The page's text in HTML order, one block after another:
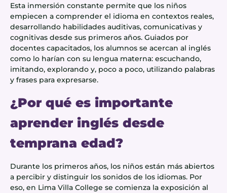
Esta inmersión constante permite que los niños
empiecen a comprender el idioma en contextos reales,
desarrollando habilidades auditivas, comunicativas y
cognitivas desde sus primeros años. Guiados por
docentes capacitados, los alumnos se acercan al inglés
como lo harían con su lengua materna: escuchando,
imitando, explorando y, poco a poco, utilizando palabras
y frases para expresarse.
¿Por qué es importante
aprender inglés desde
temprana edad?
Durante los primeros años, los niños están más abiertos
a percibir y distinguir los sonidos de los idiomas. Por
eso, en Lima Villa College se comienza la exposición al